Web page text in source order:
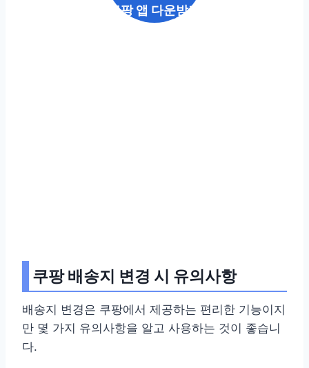
쿠팡 앱 다운받기
쿠팡 배송지 변경 시 유의사항
배송지 변경은 쿠팡에서 제공하는 편리한 기능이지
만 몇 가지 유의사항을 알고 사용하는 것이 좋습니
다.